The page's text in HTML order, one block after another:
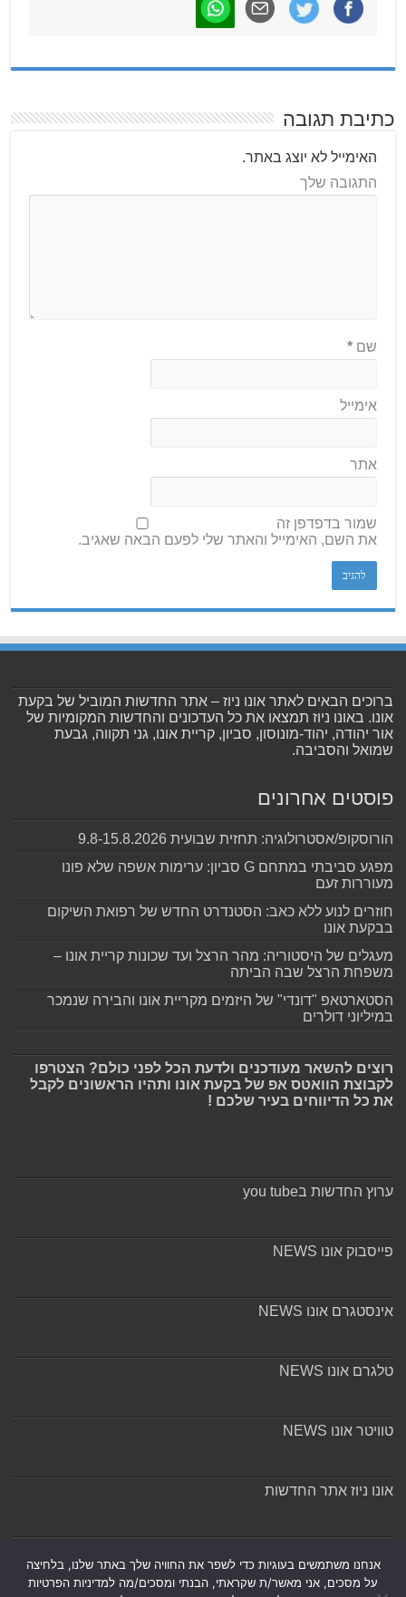
כתיבת תגובה
האימייל לא יוצג באתר.
התגובה שלך
שם*
אימייל
אתר
שמור בדפדפן זה
את השם, האימייל והאתר שלי לפעם הבאה שאגיב.
ברוכים הבאים לאתר אונו ניוז – אתר החדשות המוביל של בקעת
אונו. באונו ניוז תמצאו את כל העדכונים והחדשות המקומיות של
אור יהודה, יהוד-מונוסון, סביון, קריית אונו, גני תקווה, גבעת
שמואל והסביבה.
פוסטים אחרונים
הורוסקופ/אסטרולוגיה: תחזית שבועית 9.8-15.8.2026
מפגע סביבתי במתחם G סביון: ערימות אשפה שלא פונו
מעוררות זעם
חוזרים לנוע ללא כאב: הסטנדרט החדש של רפואת השיקום
בבקעת אונו
מעגלים של היסטוריה: מהר הרצל ועד שכונות קריית אונו –
משפחת הרצל שבה הביתה
הסטארטאפ "דונדי" של היזמים מקריית אונו והבירה שנמכר
במיליוני דולרים
רוצים להשאר מעודכנים ולדעת הכל לפני כולם? הצטרפו
לקבוצת הוואטס אפ של בקעת אונו ותהיו הראשונים לקבל
את כל הדיווחים בעיר שלכם !
ערוץ החדשות בyou tube
פייסבוק אונו NEWS
אינסטגרם אונו NEWS
טלגרם אונו NEWS
טוויטר אונו NEWS
אונו ניוז אתר החדשות
אנחנו משתמשים בעוגיות כדי לשפר את החוויה שלך באתר שלנו, בלחיצה
על מסכים, אני מאשר/ת שקראתי, הבנתי ומסכים/מה למדיניות הפרטיות